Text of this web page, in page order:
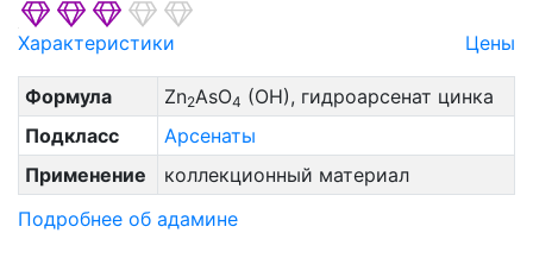
Характеристики Цены
Формула Zn2AsO4 (OH), гидроарсенат цинка
Подкласс
Арсенаты
Применение
коллекционный материал
Подробнее об адамине